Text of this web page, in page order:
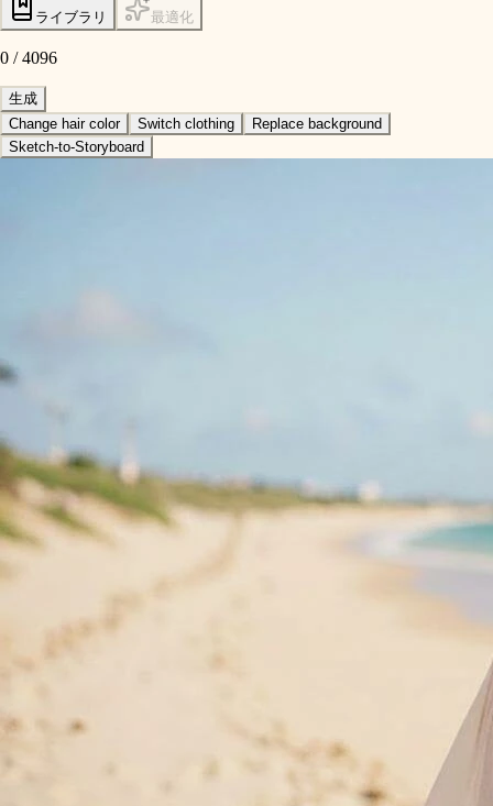
ライブラリ 最適化
0 /4096
生成
Change hair color
Switch clothing
Replace background
Sketch-to-Storyboard